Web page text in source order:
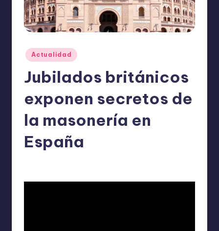
Publicado
en
Actualidad
Jubilados británicos
exponen secretos de
la masonería en
España